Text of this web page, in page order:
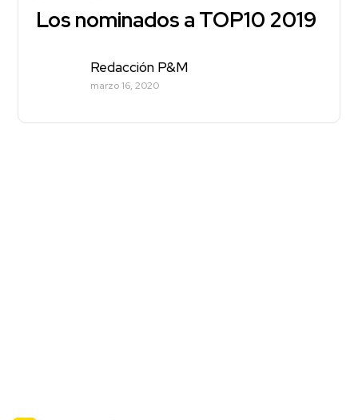
Los nominados a TOP10 2019
Redacción P&M
marzo 16, 2020